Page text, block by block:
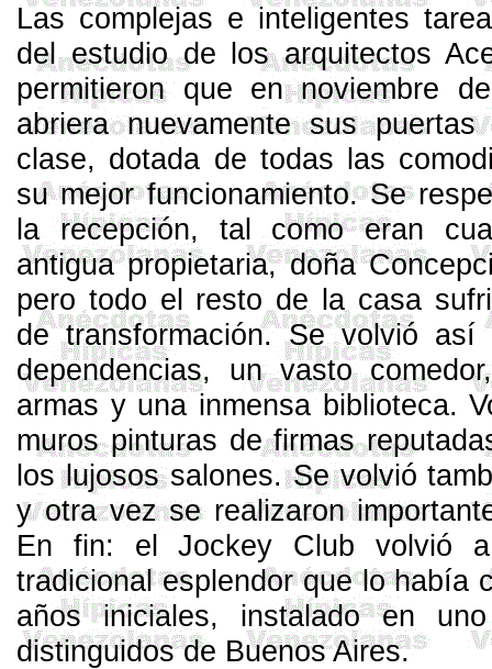
Las complejas e inteligentes
del estudio de los arquitectos
permitieron que en noviembre
abriera nuevamente sus
clase, dotada de todas las
su mejor funcionamiento. Se
la recepción, tal como eran
antigua propietaria, doña
pero todo el resto de la casa
de transformación. Se volvió
dependencias, un vasto
armas y una inmensa biblioteca.
muros pinturas de firmas
los lujosos salones. Se volvió
y otra vez se realizaron
En fin: el Jockey Club volvió
tradicional esplendor que lo había
años iniciales, instalado en
distinguidos de Buenos Aires.